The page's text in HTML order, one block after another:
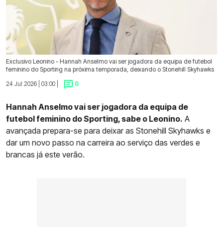
Exclusivo Leonino - Hannah Anselmo vai ser jogadora da equipa de futebol
feminino do Sporting na próxima temporada, deixando o Stonehill Skyhawks
24 Jul 2026 | 03:00 |
0
Hannah Anselmo vai ser jogadora da equipa de
futebol feminino do Sporting, sabe o Leonino. A
avançada prepara-se para deixar as Stonehill Skyhawks e
dar um novo passo na carreira ao serviço das verdes e
brancas já este verão.